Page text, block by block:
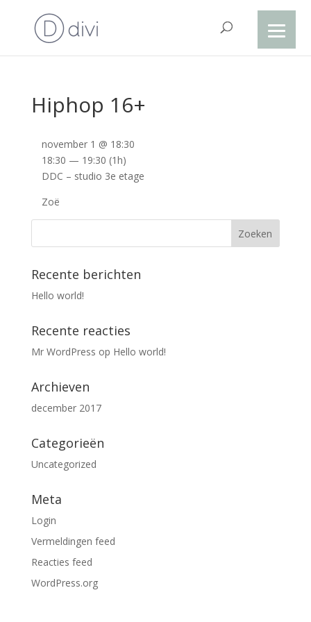
Hiphop 16+
november 1 @ 18:30
18:30 — 19:30 (1h)
DDC – studio 3e etage
Zoë
Recente berichten
Hello world!
Recente reacties
Mr WordPress op Hello world!
Archieven
december 2017
Categorieën
Uncategorized
Meta
Login
Vermeldingen feed
Reacties feed
WordPress.org